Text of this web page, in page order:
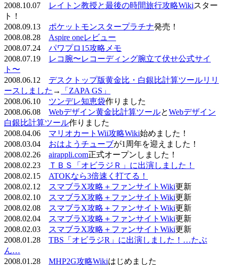
2008.10.07
レイトン教授と最後の時間旅行攻略Wikiスター
ト！
2008.09.13 ポケットモンスタープラチナ発売！
2008.08.28 Aspire oneレビュー
2008.07.24 パワプロ15攻略メモ
2008.07.19
レコ腕〜レコーディング腕立て伏せ公式サイ
ト〜
2008.06.12 デスクトップ版黄金比・白銀比計算ツールリリ
ースしました →
「ZAPA GS」
2008.06.10 ツンデレ知恵袋作りました
2008.06.08 Webデザイン黄金比計算ツールとWebデザイン
白銀比計算ツール作りました
2008.04.06 マリオカートWii攻略Wiki始めました！
2008.03.04 おはようチューブが1周年を迎えました！
2008.02.26 airappli.com正式オープンしました！
2008.02.23
ＴＢＳ「オビラジＲ」に出演しました！
2008.02.15 ATOKなら3倍速く打てる！
2008.02.12
スマブラX攻略＋ファンサイトWiki更新
2008.02.10
スマブラX攻略＋ファンサイトWiki更新
2008.02.08
スマブラX攻略＋ファンサイトWiki更新
2008.02.04
スマブラX攻略＋ファンサイトWiki更新
2008.02.03
スマブラX攻略＋ファンサイトWiki更新
2008.01.28 TBS「オビラジR」に出演しました！…たぶ
ん…
2008.01.28 MHP2G攻略Wikiはじめました